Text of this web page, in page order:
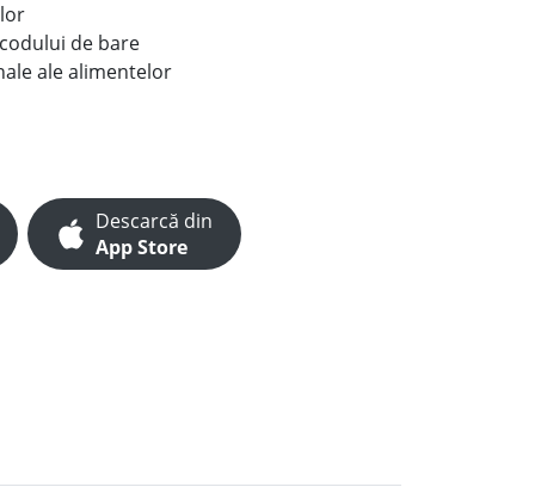
de bare
ale alimentelor
Descarcă din
App Store